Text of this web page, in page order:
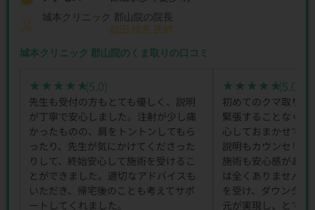
城本クリニック 郡山院の院長
起田 桂志 医師
城本クリニック 郡山院のくま取りの口コミ
★★★★★
★★★★★(5.0)
先生も受付の方もとても優しく、説明
が丁寧で安心しました。注射が少し痛
かったものの、肩をトントンしてもら
ったり、先生が気にかけてくださった
りして、終始安心して施術を受けるこ
とができました。適切なアドバイスも
いただき、帰宅後のことも考えてサポ
ートしてくれました。
★★★★★
★★★★★(5.0)
初めてのクマ取り
緊張することなくス
心しておまかせで
説明もカウンセリン
施術も安心感があり
は全くありません
を受け、ダウンタ
元が実現し、とても